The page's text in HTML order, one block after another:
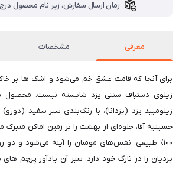
زمان ارسال سفارش، زیر نام محصول
معرفی مشخصات
برای آنجا که قامت عشق خم می‌شود و اشک ها بر
زیلوی دستباف سنتی یزد شایسته نیست. محصول
زیلومیبد یزد (یزدانا)، با رنگ‌بندی سبز-سفید
حسینیه آقا، جلوه‌ای از بهشت را بر زمین اماکن متبرک
۱۰۰٪ طبیعی، نفس‌های مومنان را آینه می‌شود و دو
یزدیان را در تارک خود دارد. سبز آن یادآور پرچم